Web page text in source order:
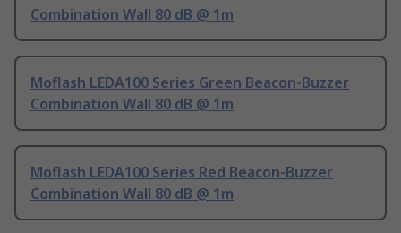
Combination Wall 80 dB @ 1m
Moflash LEDA100 Series Green Beacon-Buzzer
Combination Wall 80 dB @ 1m
Moflash LEDA100 Series Red Beacon-Buzzer
Combination Wall 80 dB @ 1m